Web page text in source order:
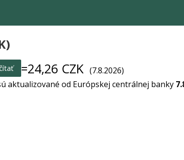
=24,26 CZK (7.8.2026)
aktualizované od Európskej centrálnej banky